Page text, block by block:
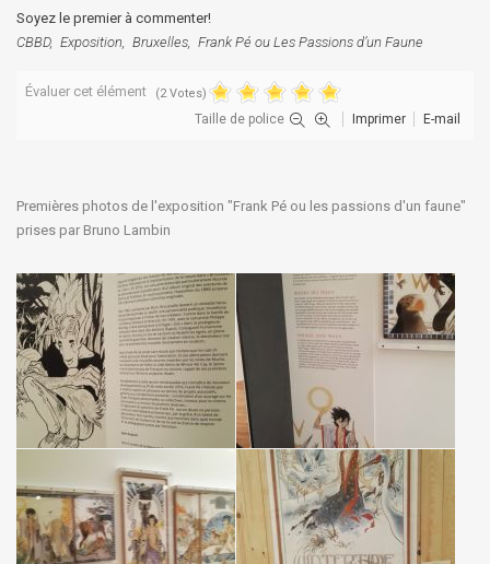
Soyez le premier à commenter!
CBBD Exposition Bruxelles Frank Pé ou Les Passions d’un Faune
Évaluer cet élément (2 Votes)
Taille de police Imprimer E-mail
Premières photos de l'exposition "Frank Pé ou les passions d'un faune"
prises par Bruno Lambin